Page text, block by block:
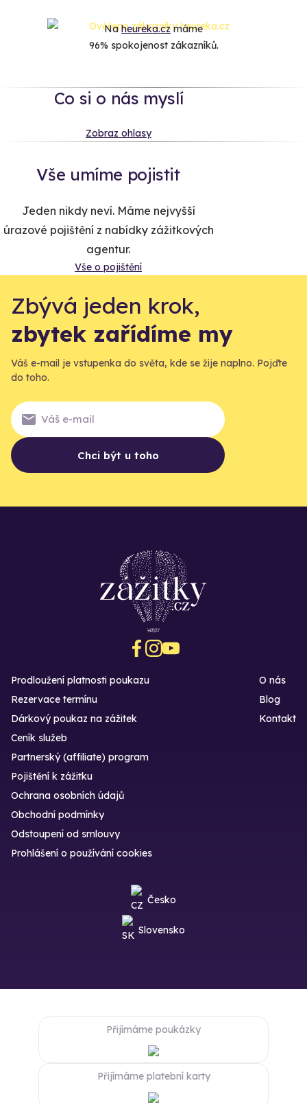
Naheureka.czmáme
96% spokojenost zákazníků.
Co si o nás myslí
Zobraz ohlasy
Vše umíme pojistit
Jeden nikdy neví. Máme nejvyšší
úrazové pojištění z nabídky zážitkových
agentur.
Vše o pojištění
Zbývá jeden krok,
zbytek zařídíme my
Váš e-mail je vstupenka do světa, kde se žije naplno. Pojďte
do toho.
Chci být u toho
Prodloužení platnosti poukazu
Rezervace termínu
Dárkový poukaz na zážitek
O nás
Blog
Kontakt
Ceník služeb
Partnerský (affiliate) program
Pojištění k zážitku
Ochrana osobních údajů
Obchodní podmínky
Odstoupení od smlouvy
Prohlášení o používání cookies
Česko
Slovensko
Přijímáme poukázky
Přijímáme platební karty